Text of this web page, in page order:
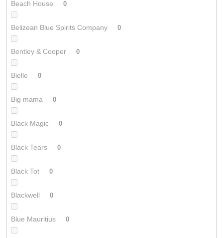
Beach House 0
Belizean Blue Spirits Company 0
Bentley & Cooper 0
Bielle 0
Big mama 0
Black Magic 0
Black Tears 0
Black Tot 0
Blackwell 0
Blue Mauritius 0